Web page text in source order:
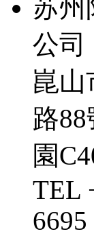
苏州
公司
崑山
路
園
TEL
6695